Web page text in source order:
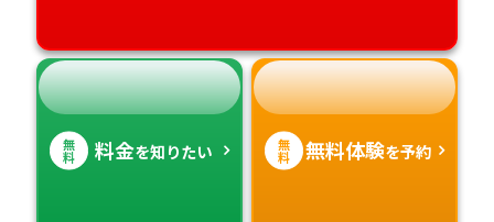
無
料 料金を知りたい 無
料 無料体験を予約